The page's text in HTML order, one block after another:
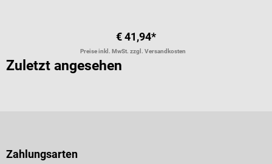
€ 41,94*
Preise inkl. MwSt. zzgl. Versandkosten
Zuletzt angesehen
Zahlungsarten